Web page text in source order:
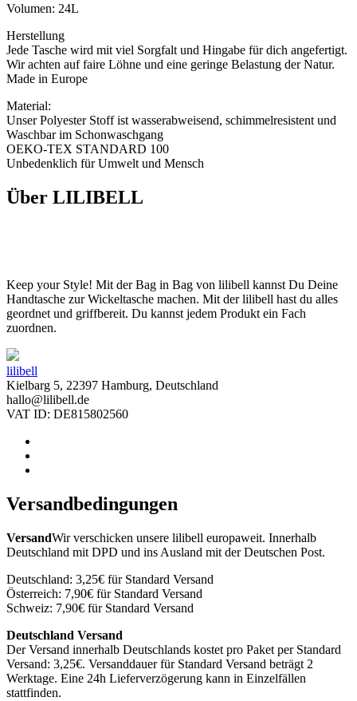
Volumen: 24L
Herstellung
Jede Tasche wird mit viel Sorgfalt und Hingabe für dich angefertigt.
Wir achten auf faire Löhne und eine geringe Belastung der Natur.
Made in Europe
Material:
Unser Polyester Stoff ist wasserabweisend, schimmelresistent und
Waschbar im Schonwaschgang
OEKO-TEX STANDARD 100
Unbedenklich für Umwelt und Mensch
Über LILIBELL
Keep your Style! Mit der Bag in Bag von lilibell kannst Du Deine
Handtasche zur Wickeltasche machen. Mit der lilibell hast du alles
geordnet und griffbereit. Du kannst jedem Produkt ein Fach
zuordnen.
lilibell
Kielbarg 5, 22397 Hamburg, Deutschland
hallo@lilibell.de
VAT ID: DE815802560
Versandbedingungen
VersandWir verschicken unsere lilibell europaweit. Innerhalb
Deutschland mit DPD und ins Ausland mit der Deutschen Post.
Deutschland: 3,25€ für Standard Versand
Österreich: 7,90€ für Standard Versand
Schweiz: 7,90€ für Standard Versand
Deutschland Versand
Der Versand innerhalb Deutschlands kostet pro Paket per Standard
Versand: 3,25€. Versanddauer für Standard Versand beträgt 2
Werktage. Eine 24h Lieferverzögerung kann in Einzelfällen
stattfinden.